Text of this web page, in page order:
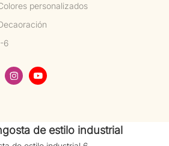
personalizados
6
de estilo industrial